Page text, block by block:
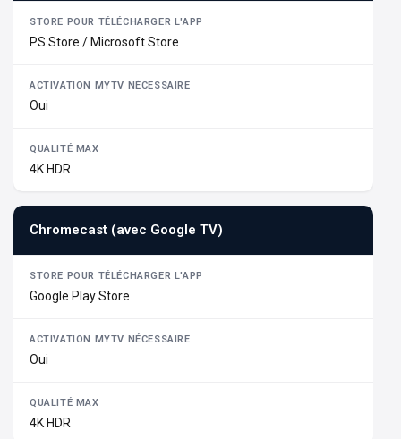
PS Store / Microsoft Store
Oui
4K HDR
Chromecast (avec Google TV)
Google Play Store
Oui
4K HDR